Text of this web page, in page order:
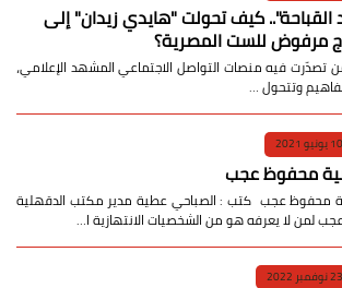
القباحة".. كيف تحولت "هايدي زيدان" إلى
مرفوض للست المصرية؟
فيه منصات التواصل الاجتماعي المشهد الإعلامي،
وتتحول …
10 يونيو 2021
محفوظ عجب
محفوظ عجب كتب : الصباحي عطية مدير مكتب الدقهلية
لا يعرفه هو من الشخصيات الانتهازية ا…
23 نوفمبر 2022